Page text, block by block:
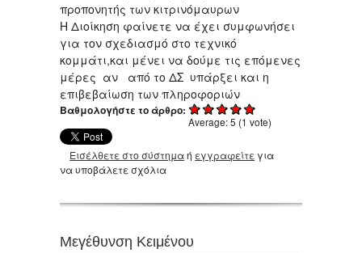
προπονητής των κιτρινόμαυρων
Η Διοίκηση φαίνετε να έχει συμφωνήσει
για τον σχεδιασμό στο τεχνικό
κομμάτι,και μένει να δούμε τις επόμενες
μέρες αν από το ΔΣ υπάρξει και η
επιβεβαίωση των πληροφοριών
Βαθμολογήστε το άρθρο:
Average:5 (1 vote)
Εισέλθετε στο σύστημαή εγγραφείτε για
να υποβάλετε σχόλια
Μεγέθυνση Κειμένου